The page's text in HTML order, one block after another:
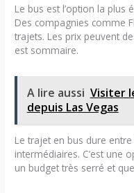
Le bus est l’option la plus
Des compagnies comme
trajets. Les prix peuvent
est sommaire.
A lire aussi Visiter
depuis Las Vegas
Le trajet en bus dure
intermédiaires. C’est une
un budget très serré et